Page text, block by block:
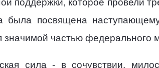
поддержки, которое провели
была посвящена
значимой частью федерального
сила - в сочувствии,